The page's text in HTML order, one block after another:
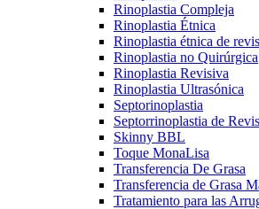
Rinoplastia Compleja
Rinoplastia Étnica
Rinoplastia étnica de
Rinoplastia no Quirúrgica
Rinoplastia Revisiva
Rinoplastia Ultrasónica
Septorinoplastia
Septorrinoplastia de
Skinny BBL
Toque MonaLisa
Transferencia De Grasa
Transferencia de Grasa
Tratamiento para las